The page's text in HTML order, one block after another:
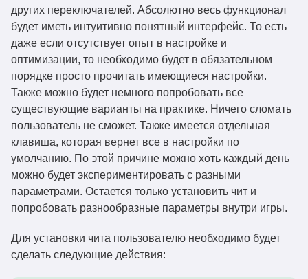
других переключателей. Абсолютно весь функционал
будет иметь интуитивно понятный интерфейс. То есть
даже если отсутствует опыт в настройке и
оптимизации, то необходимо будет в обязательном
порядке просто прочитать имеющиеся настройки.
Также можно будет немного попробовать все
существующие варианты на практике. Ничего сломать
пользователь не сможет. Также имеется отдельная
клавиша, которая вернет все в настройки по
умолчанию. По этой причине можно хоть каждый день
можно будет экспериментировать с разными
параметрами. Остается только установить чит и
попробовать разнообразные параметры внутри игры.
Для установки чита пользователю необходимо будет
сделать следующие действия: